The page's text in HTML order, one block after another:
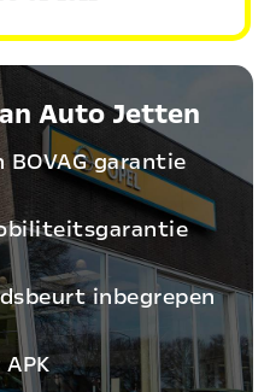
Auto Jetten
BOVAG garantie
inbegrepen